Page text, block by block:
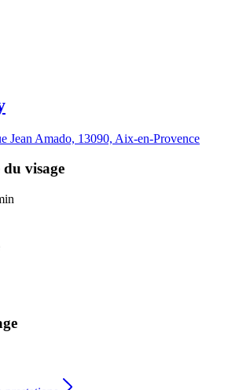
Jean Amado, 13090, Aix-en-Provence
du visage